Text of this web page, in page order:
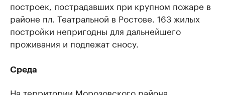
построек, пострадавших при крупном пожаре в
районе пл. Театральной в Ростове. 163 жилых
постройки непригодны для дальнейшего
проживания и подлежат сносу.
Среда
На территории Морозовского района